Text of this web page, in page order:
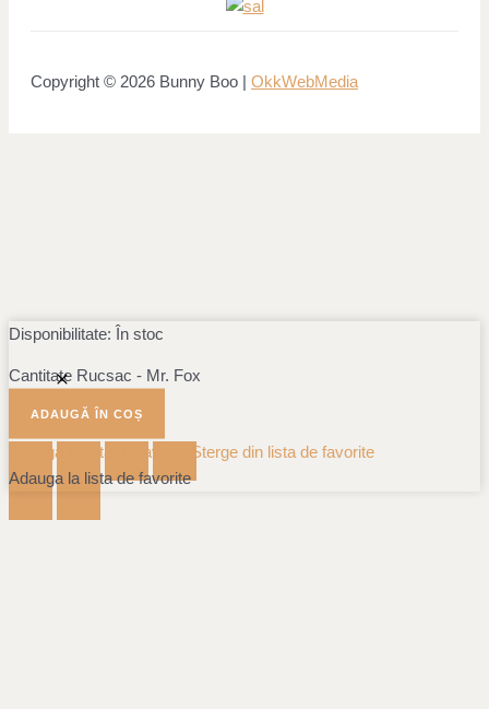
Copyright © 2026 Bunny Boo | OkkWebMedia
Disponibilitate: În stoc
Cantitate Rucsac - Mr. Fox
ADAUGĂ ÎN COȘ
Adauga la lista de favorite
Sterge din lista de favorite
Adauga la lista de favorite